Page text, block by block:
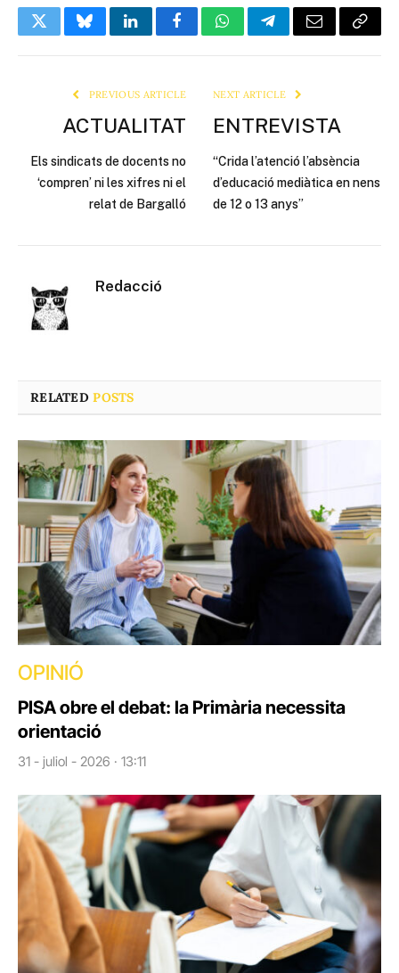
TwitterBlueskyLinkedInFacebookWhatsAppTelegramEmail Copy
PREVIOUS ARTICLE
ACTUALITAT
Els sindicats de docents no
‘compren’ ni les xifres ni el
relat de Bargalló
NEXT ARTICLE
ENTREVISTA
“Crida l’atenció l’absència
d’educació mediàtica en nens
de 12 o 13 anys”
Redacció
RELATEDPOSTS
OPINIÓ
PISA obre el debat: la Primària necessita
orientació
31 - juliol - 2026 · 13:11